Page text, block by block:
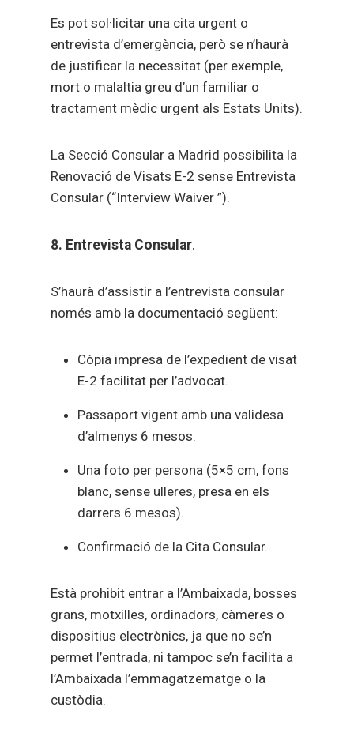
Es pot sol·licitar una cita urgent o
entrevista d’emergència, però se n’haurà
de justificar la necessitat (per exemple,
mort o malaltia greu d’un familiar o
tractament mèdic urgent als Estats Units).
La Secció Consular a Madrid possibilita la
Renovació de Visats E-2 sense Entrevista
Consular (“Interview Waiver ”).
8. Entrevista Consular.
S’haurà d’assistir a l’entrevista consular
només amb la documentació següent:
Còpia impresa de l’expedient de visat
E-2 facilitat per l’advocat.
Passaport vigent amb una validesa
d’almenys 6 mesos.
Una foto per persona (5×5 cm, fons
blanc, sense ulleres, presa en els
darrers 6 mesos).
Confirmació de la Cita Consular.
Està prohibit entrar a l’Ambaixada, bosses
grans, motxilles, ordinadors, càmeres o
dispositius electrònics, ja que no se’n
permet l’entrada, ni tampoc se’n facilita a
l’Ambaixada l’emmagatzematge o la
custòdia.